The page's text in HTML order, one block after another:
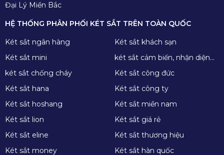
Đại Lý Miền Bắc
HỆ THỐNG PHÂN PHỐI KÉT SẮT TRÊN TOÀN QUỐC
Két sắt ngân hàng
Két sắt khách sạn
Két sắt mini
két sắt cảm biến, nhận diện
khuôn mặt
két sắt chống cháy
Két sắt công đức
Két sắt hana
Két sắt công ty
Két sắt hoshang
Két sắt miền nam
Két sắt lion
Két sắt giá rẻ
Két sắt eline
Két sắt thương hiệu
Két sắt money
Két sắt hàn quốc